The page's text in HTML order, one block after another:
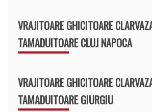
VRAJITOARE GHICITOARE
TAMADUITOARE CLUJ NAPOCA
VRAJITOARE GHICITOARE
TAMADUITOARE GIURGIU